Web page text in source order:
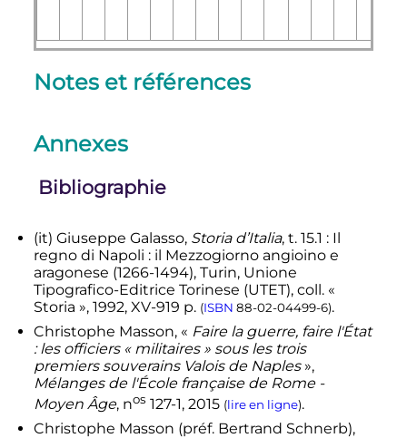
Notes et références
Annexes
Bibliographie
(it) Giuseppe Galasso, Storia d’Italia, t.15.1 : Il
regno di Napoli : il Mezzogiorno angioino e
aragonese (1266-1494), Turin, Unione
Tipografico-Editrice Torinese (UTET), coll.«
Storia », 1992, XV-919 p. (ISBN 88-02-04499-6).
Christophe Masson, « Faire la guerre, faire l'État
: les officiers « militaires » sous les trois
premiers souverains Valois de Naples»,
Mélanges de l'École française de Rome -
Moyen Âge, nos 127-1, 2015 (lire en ligne).
Christophe Masson (préf.Bertrand Schnerb),